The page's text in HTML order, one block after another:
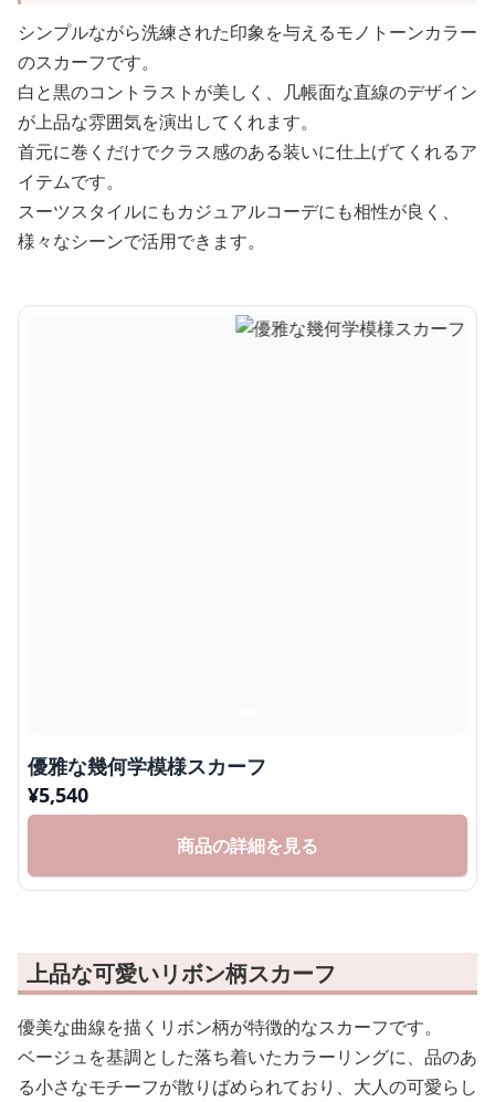
シンプルながら洗練された印象を与えるモノトーンカラー
のスカーフです。
白と黒のコントラストが美しく、几帳面な直線のデザイン
が上品な雰囲気を演出してくれます。
首元に巻くだけでクラス感のある装いに仕上げてくれるア
イテムです。
スーツスタイルにもカジュアルコーデにも相性が良く、
様々なシーンで活用できます。
優雅な幾何学模様スカーフ
¥5,540
商品の詳細を見る
上品な可愛いリボン柄スカーフ
優美な曲線を描くリボン柄が特徴的なスカーフです。
ベージュを基調とした落ち着いたカラーリングに、品のあ
る小さなモチーフが散りばめられており、大人の可愛らし